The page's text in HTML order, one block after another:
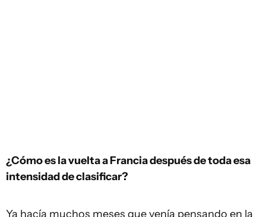
¿Cómo es la vuelta a Francia después de toda esa
intensidad de clasificar?
Ya hacía muchos meses que venía pensando en la